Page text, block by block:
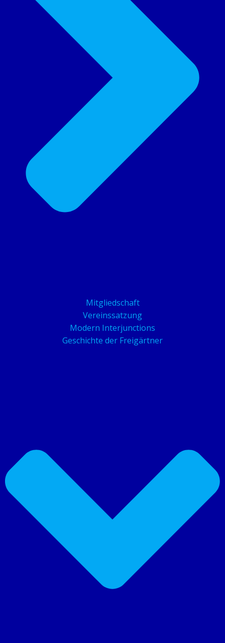
Mitgliedschaft
Vereinssatzung
Modern Interjunctions
Geschichte der Freigärtner